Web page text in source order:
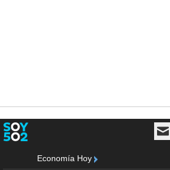
Economía Hoy